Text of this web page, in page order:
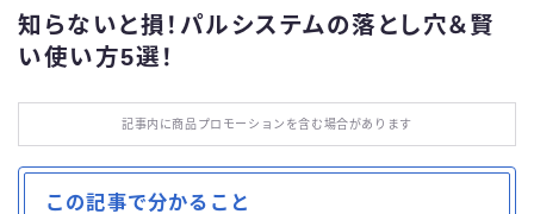
おでかけ
お役立ち情報
エンタメ
知らないと損！パルシステムの落とし穴＆賢
い使い方5選！
記事内に商品プロモーションを含む場合があります
この記事で分かること